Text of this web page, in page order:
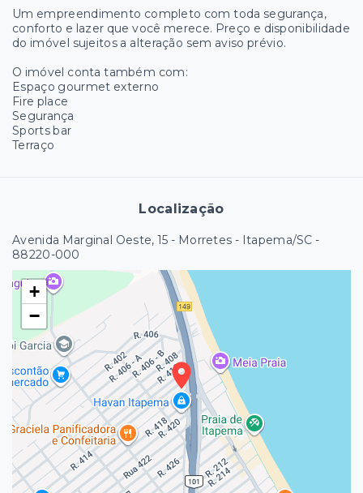
Um empreendimento completo com toda segurança,
conforto e lazer que você merece. Preço e disponibilidade
do imóvel sujeitos a alteração sem aviso prévio.
O imóvel conta também com:
Espaço gourmet externo
Fire place
Segurança
Sports bar
Terraço
Localização
Avenida Marginal Oeste, 15 - Morretes - Itapema/SC -
88220-000
+
−